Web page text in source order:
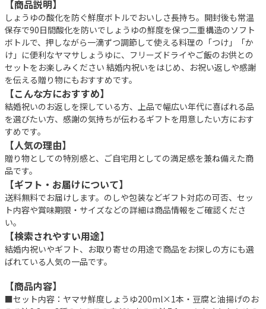
【商品説明】
しょうゆの酸化を防ぐ鮮度ボトルでおいしさ長持ち。開封後も常温
保存で90日間酸化を防いでしょうゆの鮮度を保つ二重構造のソフト
ボトルで、押しながら一滴ずつ調節して使える料理の「つけ」「か
け」に便利なヤマサしょうゆに、フリーズドライやご飯のお供との
セットをお楽しみください 結婚内祝いをはじめ、お祝い返しや感謝
を伝える贈り物にもおすすめです。
【こんな方におすすめ】
結婚祝いのお返しを探している方、上品で幅広い年代に喜ばれる品
を選びたい方、感謝の気持ちが伝わるギフトを用意したい方におす
すめです。
【人気の理由】
贈り物としての特別感と、ご自宅用としての満足感を兼ね備えた商
品です。
【ギフト・お届けについて】
送料無料でお届けします。のしや包装などギフト対応の可否、セッ
ト内容や賞味期限・サイズなどの詳細は商品情報をご確認くださ
い。
【検索されやすい用途】
結婚内祝いやギフト、お取り寄せの用途で商品をお探しの方にも選
ばれている人気の一品です。
【商品内容】
■セット内容：ヤマサ鮮度しょうゆ200ml×1本・豆腐と油揚げのお